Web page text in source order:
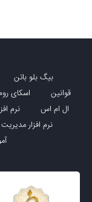
بیگ بلو باتن
قوانین
اسکای
ال ام اس
نرم
نرم افزار